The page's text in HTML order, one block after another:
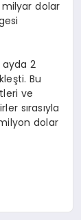
milyar dolar
ayda 2
Bu
ve
sırasıyla
dolar